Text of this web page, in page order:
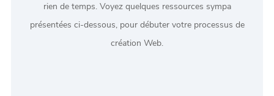
rien de temps. Voyez quelques ressources sympa
présentées ci-dessous, pour débuter votre processus de
création Web.